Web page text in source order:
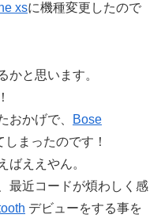
xsに機種変更したので
かと思います。
おかげで、
Bose
まったのです！
ばええやん。
最近コードが煩わしく感
デビューをする事を